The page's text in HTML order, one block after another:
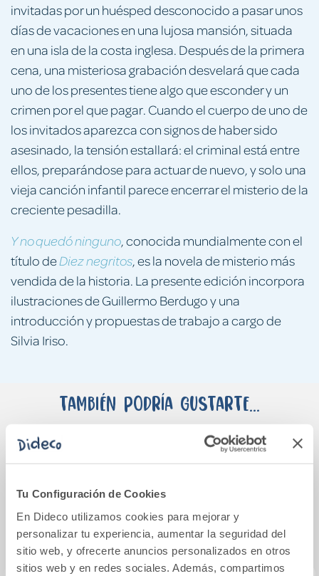
Tu Configuración de Cookies
En Dideco utilizamos cookies para mejorar y
personalizar tu experiencia, aumentar la seguridad del
sitio web, y ofrecerte anuncios personalizados en otros
sitios web y en redes sociales. Además, compartimos
invitadas por un huésped desconocido a pasar unos
días de vacaciones en una lujosa mansión, situada
en una isla de la costa inglesa. Después de la primera
cena, una misteriosa grabación desvelará que cada
uno de los presentes tiene algo que esconder y un
crimen por el que pagar. Cuando el cuerpo de uno de
los invitados aparezca con signos de haber sido
asesinado, la tensión estallará: el criminal está entre
ellos, preparándose para actuar de nuevo, y solo una
vieja canción infantil parece encerrar el misterio de la
creciente pesadilla.
Y no quedó ninguno, conocida mundialmente con el
título deDiez negritos, es la novela de misterio más
vendida de la historia. La presente edición incorpora
ilustraciones de Guillermo Berdugo y una
introducción y propuestas de trabajo a cargo de
Silvia Iriso.
También podría gustarte...